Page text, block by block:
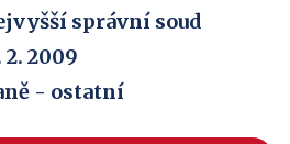
správní soud
2. 2009
- ostatní